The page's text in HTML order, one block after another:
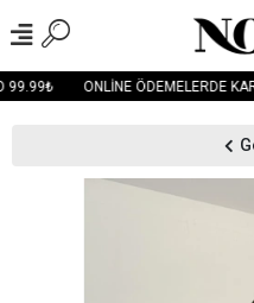
99.99₺ ONLİNE ÖDEMELERDE